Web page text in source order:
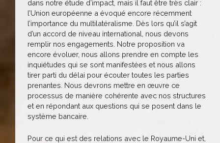
dans notre étude d’impact, mais il faut être très clair :
l’Union européenne a évoqué encore récemment
l’importance du multilatéralisme. Dès lors qu’il s’agit
d’un accord de niveau international, nous devons
remplir nos engagements. Notre proposition va
encore évoluer, nous allons prendre en compte les
inquiétudes qui se sont manifestées et nous allons
tirer parti du délai pour écouter toutes les parties
prenantes. Nous devrons mettre en œuvre ce
processus de manière cohérente avec nos structures
et en répondant aux questions qui se posent dans le
système bancaire.
Pour ce qui est des relations avec le Royaume-Uni et,